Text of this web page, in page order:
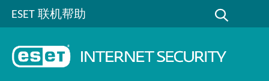
ESET 联机帮助